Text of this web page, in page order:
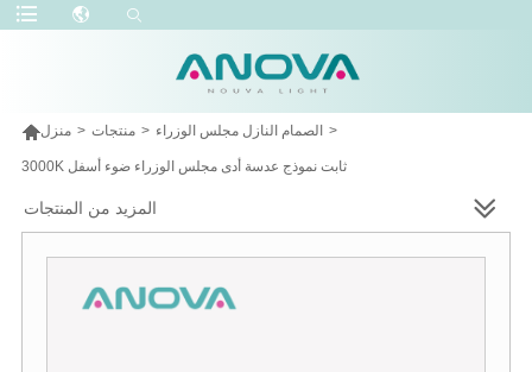
منزل > منتجات > الصمام النازل مجلس الوزراء >
3000K ثابت نموذج عدسة أدى مجلس الوزراء ضوء أسفل
المزيد من المنتجات